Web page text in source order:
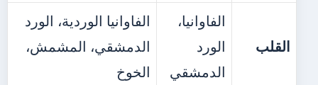
القلب
الفاوانيا،
الورد
الدمشقي
الفاوانيا الوردية، الورد
الدمشقي، المشمش،
الخوخ